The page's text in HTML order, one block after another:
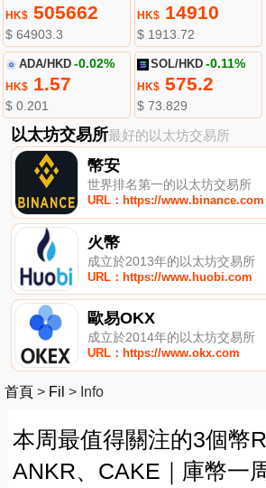
HK$505662
$ 64903.3
HK$ 14910
$ 1913.72
ADA/HKD -0.02%
HK$1.57
$ 0.201
SOL/HKD -0.11%
HK$ 575.2
$ 73.829
以太坊交易所最好的以太坊交易所
幣安
世界排名第一的以太坊交易所
URL：https://www.binance.com
火幣
成立於2013年的以太坊交易所
URL：https://www.huobi.com
歐易OKX
成立於2014年的以太坊交易所
URL：https://www.okx.com
首頁 > Fil > Info
本周最值得關注的3個幣
ANKR、CAKE｜庫幣一